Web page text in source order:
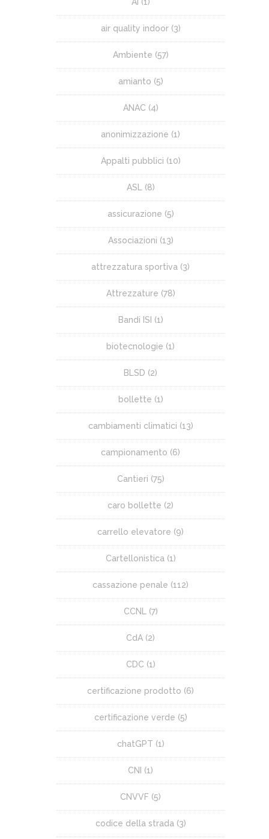
air quality indoor(3)
Ambiente (57)
amianto (5)
ANAC (4)
anonimizzazione (1)
Appalti pubblici (10)
ASL (8)
assicurazione (5)
Associazioni (13)
attrezzatura sportiva (3)
Attrezzature (78)
Bandi ISI (1)
biotecnologie (1)
BLSD (2)
bollette (1)
cambiamenti climatici (13)
campionamento (6)
Cantieri (75)
caro bollette (2)
carrello elevatore (9)
Cartellonistica (1)
cassazione penale (112)
CCNL (7)
CdA (2)
CDC (1)
certificazione prodotto (6)
certificazione verde (5)
chatGPT (1)
CNI (1)
CNVVF (5)
codice della strada (3)